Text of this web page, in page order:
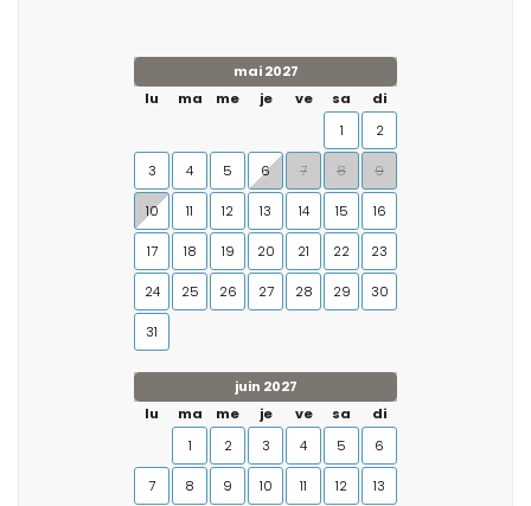
mai 2027
lu
ma me je ve sa
di
1
2
3 4 5 6 7 8 9
10 11 12 13 14 15 16
17 18 19 20 21 22 23
24 25 26 27 28 29 30
31
juin 2027
lu
ma me je ve sa
di
1
2 3 4 5 6
7 8 9 10 11 12 13